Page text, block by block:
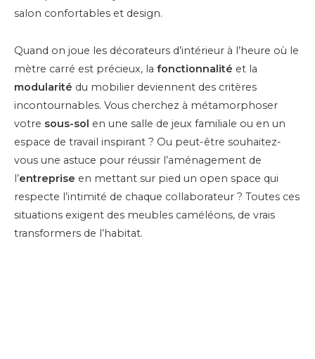
Quand on joue les décorateurs d’intérieur à l’heure où le
mètre carré est précieux, la fonctionnalité et la
modularité du mobilier deviennent des critères
incontournables. Vous cherchez à métamorphoser
votre sous-sol en une salle de jeux familiale ou en un
espace de travail inspirant ? Ou peut-être souhaitez-
vous une astuce pour réussir l’aménagement de
l’entreprise en mettant sur pied un open space qui
respecte l’intimité de chaque collaborateur ? Toutes ces
situations exigent des meubles caméléons, de vrais
transformers de l’habitat.